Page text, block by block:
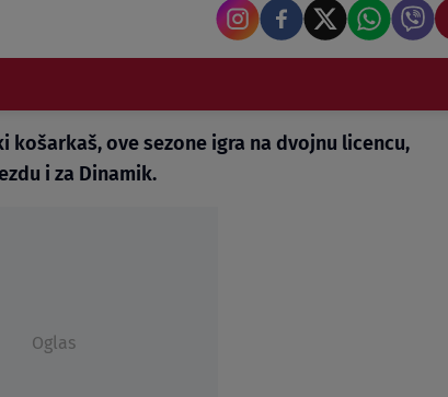
ove sezone igra na dvojnu licencu,
i za Dinamik.
Oglas